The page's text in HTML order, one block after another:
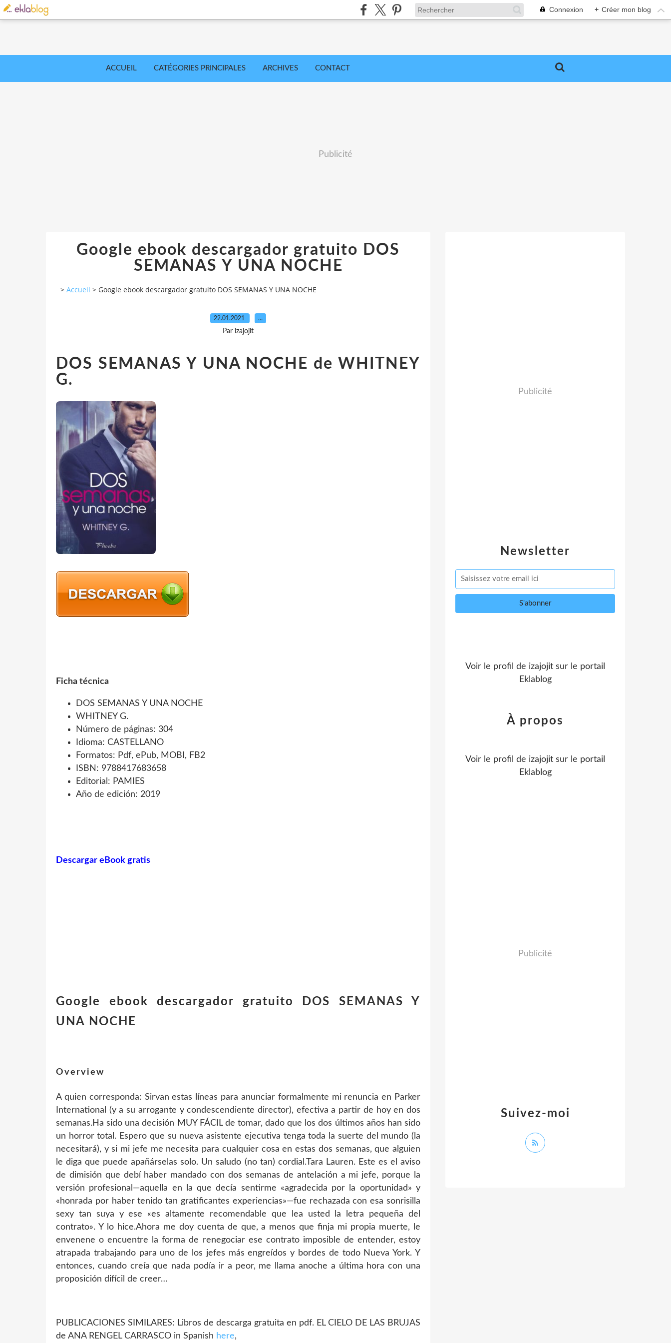
Connexion + Créer mon blog
ACCUEIL CATÉGORIES PRINCIPALES ARCHIVES CONTACT
Publicité
Google ebook descargador gratuito DOS
SEMANAS Y UNA NOCHE
> Accueil > Google ebook descargador gratuito DOS SEMANAS Y UNA NOCHE
22.01.2021 …
Par izajojit
DOS SEMANAS Y UNA NOCHE de WHITNEY
G.
Ficha técnica
DOS SEMANAS Y UNA NOCHE
WHITNEY G.
Número de páginas: 304
Idioma: CASTELLANO
Formatos: Pdf, ePub, MOBI, FB2
ISBN: 9788417683658
Editorial: PAMIES
Año de edición: 2019
Descargar eBook gratis
Google ebook descargador gratuito DOS SEMANAS Y
UNA NOCHE
Overview
A quien corresponda: Sirvan estas líneas para anunciar formalmente mi renuncia en Parker
International (y a su arrogante y condescendiente director), efectiva a partir de hoy en dos
semanas.Ha sido una decisión MUY FÁCIL de tomar, dado que los dos últimos años han sido
un horror total. Espero que su nueva asistente ejecutiva tenga toda la suerte del mundo (la
necesitará), y si mi jefe me necesita para cualquier cosa en estas dos semanas, que alguien
le diga que puede apañárselas solo. Un saludo (no tan) cordial.Tara Lauren. Este es el aviso
de dimisión que debí haber mandado con dos semanas de antelación a mi jefe, porque la
versión profesional—aquella en la que decía sentirme «agradecida por la oportunidad» y
«honrada por haber tenido tan gratificantes experiencias»—fue rechazada con esa sonrisilla
sexy tan suya y ese «es altamente recomendable que lea usted la letra pequeña del
contrato». Y lo hice.Ahora me doy cuenta de que, a menos que finja mi propia muerte, le
envenene o encuentre la forma de renegociar ese contrato imposible de entender, estoy
atrapada trabajando para uno de los jefes más engreídos y bordes de todo Nueva York. Y
entonces, cuando creía que nada podía ir a peor, me llama anoche a última hora con una
proposición difícil de creer…
PUBLICACIONES SIMILARES: Libros de descarga gratuita en pdf. EL CIELO DE LAS BRUJAS
de ANA RENGEL CARRASCO in Spanish here,
Newsletter
Publicité
Voir le profil de izajojit sur le portail
Eklablog
Suivez-moi
À propos
Voir le profil de izajojit sur le portail
Eklablog
Publicité